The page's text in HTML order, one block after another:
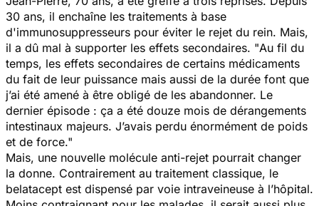
30 ans, il enchaîne les traitements à base
d'immunosuppresseurs pour éviter le rejet du rein. Mais,
il a dû mal à supporter les effets secondaires. "Au fil du
temps, les effets secondaires de certains médicaments
du fait de leur puissance mais aussi de la durée font que
j’ai été amené à être obligé de les abandonner. Le
dernier épisode : ça a été douze mois de dérangements
intestinaux majeurs. J’avais perdu énormément de poids
et de force."
Mais, une nouvelle molécule anti-rejet pourrait changer
la donne. Contrairement au traitement classique, le
belatacept est dispensé par voie intraveineuse à l’hôpital.